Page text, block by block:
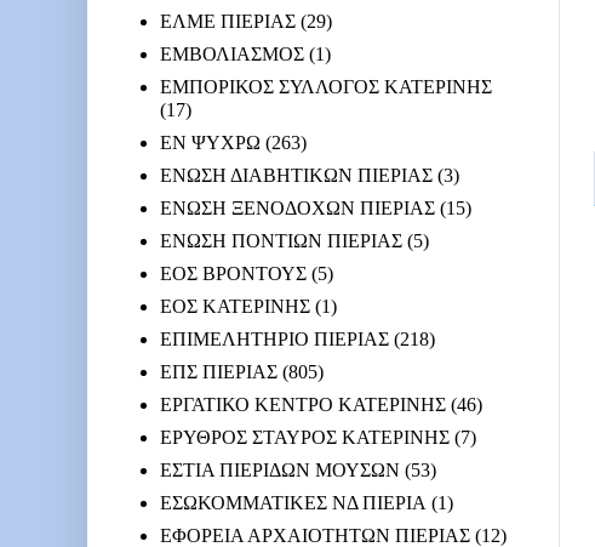
ΕΛΜΕ ΠΙΕΡΙΑΣ (29)
ΕΜΒΟΛΙΑΣΜΟΣ (1)
ΕΜΠΟΡΙΚΟΣ ΣΥΛΛΟΓΟΣ ΚΑΤΕΡΙΝΗΣ
(17)
ΕΝ ΨΥΧΡΩ (263)
ΕΝΩΣΗ ΔΙΑΒΗΤΙΚΩΝ ΠΙΕΡΙΑΣ (3)
ΕΝΩΣΗ ΞΕΝΟΔΟΧΩΝ ΠΙΕΡΙΑΣ (15)
ΕΝΩΣΗ ΠΟΝΤΙΩΝ ΠΙΕΡΙΑΣ (5)
ΕΟΣ ΒΡΟΝΤΟΥΣ (5)
ΕΟΣ ΚΑΤΕΡΙΝΗΣ (1)
ΕΠΙΜΕΛΗΤΗΡΙΟ ΠΙΕΡΙΑΣ (218)
ΕΠΣ ΠΙΕΡΙΑΣ (805)
ΕΡΓΑΤΙΚΟ ΚΕΝΤΡΟ ΚΑΤΕΡΙΝΗΣ (46)
ΕΡΥΘΡΟΣ ΣΤΑΥΡΟΣ ΚΑΤΕΡΙΝΗΣ (7)
ΕΣΤΙΑ ΠΙΕΡΙΔΩΝ ΜΟΥΣΩΝ (53)
ΕΣΩΚΟΜΜΑΤΙΚΕΣ ΝΔ ΠΙΕΡΙΑ (1)
ΕΦΟΡΕΙΑ ΑΡΧΑΙΟΤΗΤΩΝ ΠΙΕΡΙΑΣ (12)